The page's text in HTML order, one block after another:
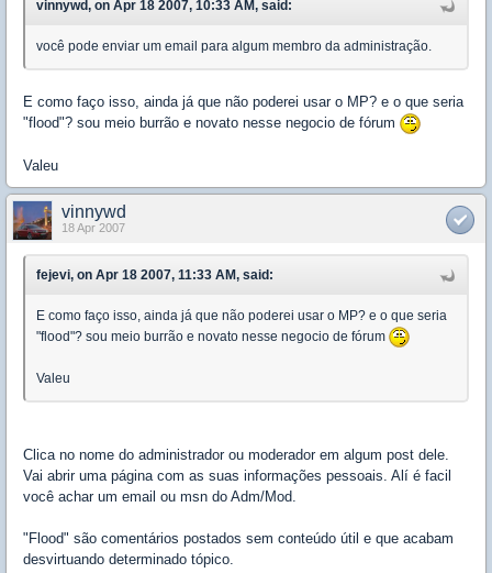
vinnywd, on Apr 18 2007, 10:33 AM, said:
você pode enviar um email para algum membro da administração.
E como faço isso, ainda já que não poderei usar o MP? e o que seria
"flood"? sou meio burrão e novato nesse negocio de fórum
Valeu
vinnywd
18 Apr 2007
fejevi, on Apr 18 2007, 11:33 AM, said:
E como faço isso, ainda já que não poderei usar o MP? e o que seria
"flood"? sou meio burrão e novato nesse negocio de fórum
Valeu
Clica no nome do administrador ou moderador em algum post dele.
Vai abrir uma página com as suas informações pessoais. Alí é facil
você achar um email ou msn do Adm/Mod.
"Flood" são comentários postados sem conteúdo útil e que acabam
desvirtuando determinado tópico.